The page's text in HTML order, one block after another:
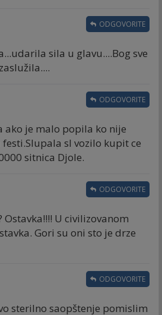
sila u glavu....Bog sve
ODGOVORITE
ako je malo popila ko nije
sl vozilo kupit ce
sitnica Djole.
ODGOVORITE
Ostavka!!!! U civilizovanom
Gori su oni sto je drze
ODGOVORITE
sterilno saopštenje pomislim
ODGOVORITE